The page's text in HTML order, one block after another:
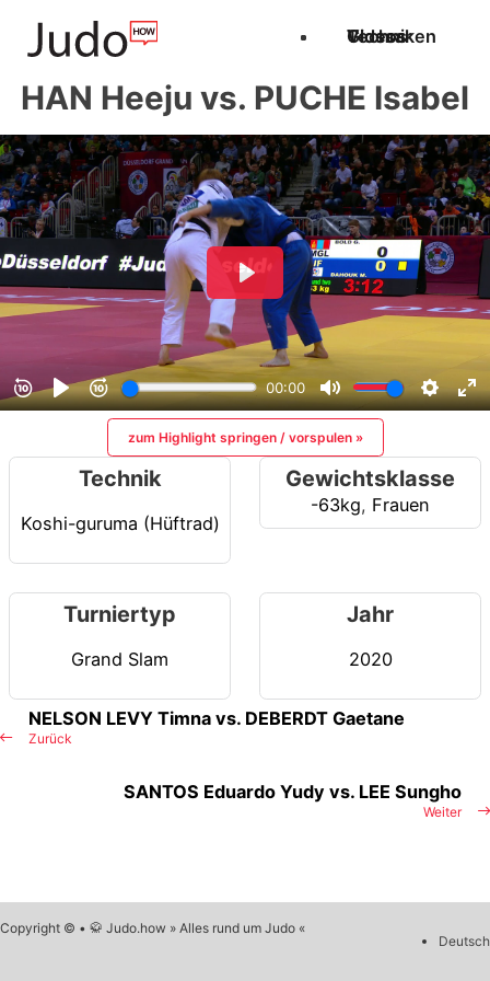
Techniken
Videos
Glossar
HAN Heeju vs. PUCHE Isabel
zum Highlight springen / vorspulen »
Technik
Koshi-guruma (Hüftrad)
Gewichtsklasse
-63kg, Frauen
Turniertyp
Grand Slam
Jahr
2020
Zurück
NELSON LEVY Timna vs. DEBERDT Gaetane
Weiter
SANTOS Eduardo Yudy vs. LEE Sungho
Copyright © • 🥋 Judo.how » Alles rund um Judo «
Deutsch